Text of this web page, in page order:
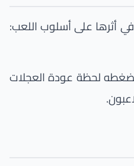
كبيرة في أثرها على أسلوب اللعب:
لحظة عودة العجلات